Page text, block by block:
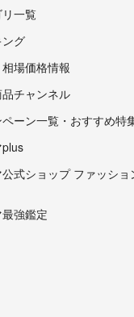
一覧
グ
場価格情報
品チャンネル
ーン一覧・おすすめ特
式ショップ ファッショ
強鑑定